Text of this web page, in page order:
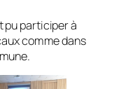
pu participer à
comme dans